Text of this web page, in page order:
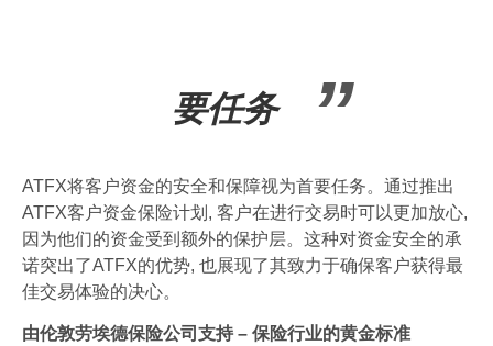
要任务
ATFX将客户资金的安全和保障视为首要任务。通过推出
ATFX客户资金保险计划, 客户在进行交易时可以更加放心,
因为他们的资金受到额外的保护层。这种对资金安全的承
诺突出了ATFX的优势, 也展现了其致力于确保客户获得最
佳交易体验的决心。
由伦敦劳埃德保险公司支持 – 保险行业的黄金标准